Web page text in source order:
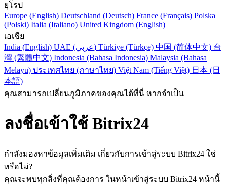
ยุโรป
Europe (English) Deutschland (Deutsch) France (Français) Polska
(Polski) Italia (Italiano) United Kingdom (English)
เอเชีย
India (English)
UAE (عربي) Türkiye (Türkçe) 中国 (简体中文) 台
灣 (繁體中文) Indonesia (Bahasa Indonesia) Malaysia (Bahasa
Melayu) ประเทศไทย (ภาษาไทย) Việt Nam (Tiếng Việt) 日本 (日
本語)
คุณสามารถเปลี่ยนภูมิภาคของคุณได้ที่นี่ หากจำเป็น
ลงชื่อเข้าใช้ Bitrix24
กำลังมองหาข้อมูลเพิ่มเติม เกี่ยวกับการเข้าสู่ระบบ Bitrix24 ใช่
หรือไม่?
คุณจะพบทุกสิ่งที่คุณต้องการ ในหน้าเข้าสู่ระบบ Bitrix24 หน้านี้